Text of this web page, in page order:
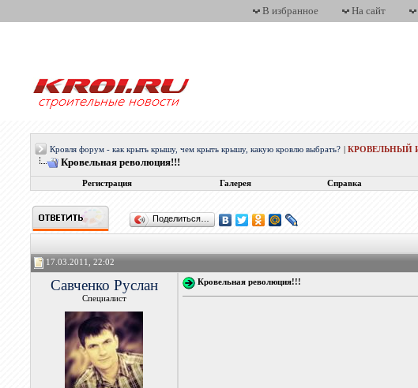
В избранное На сайт
Кровля форум - как крыть крышу, чем крыть крышу, какую кровлю выбрать? |КРОВЕЛЬНЫЙ
Кровельная революция!!!
Регистрация Галерея Справка
Поделиться…
17.03.2011, 22:02
Савченко Руслан
Специалист
Кровельная революция!!!